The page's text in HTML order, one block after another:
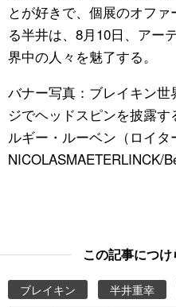
とが好きで、個展のオフ
る半井は、8月10日、アー
界中の人々を魅了する。
バナー写真：ブレイキン
ジでヘッドスピンを披露
ルギー・ルーベン（ロイタ
NICOLASMAETERLINCK/
この記事につ
ブレイキン 半井重幸